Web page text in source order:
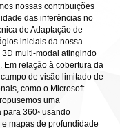
nossas contribuições
das inferências no
de Adaptação de
iniciais da nossa
multi-modal atingindo
Em relação à cobertura da
de visão limitado de
como o Microsoft
uma
360◦ usando
mapas de profundidade